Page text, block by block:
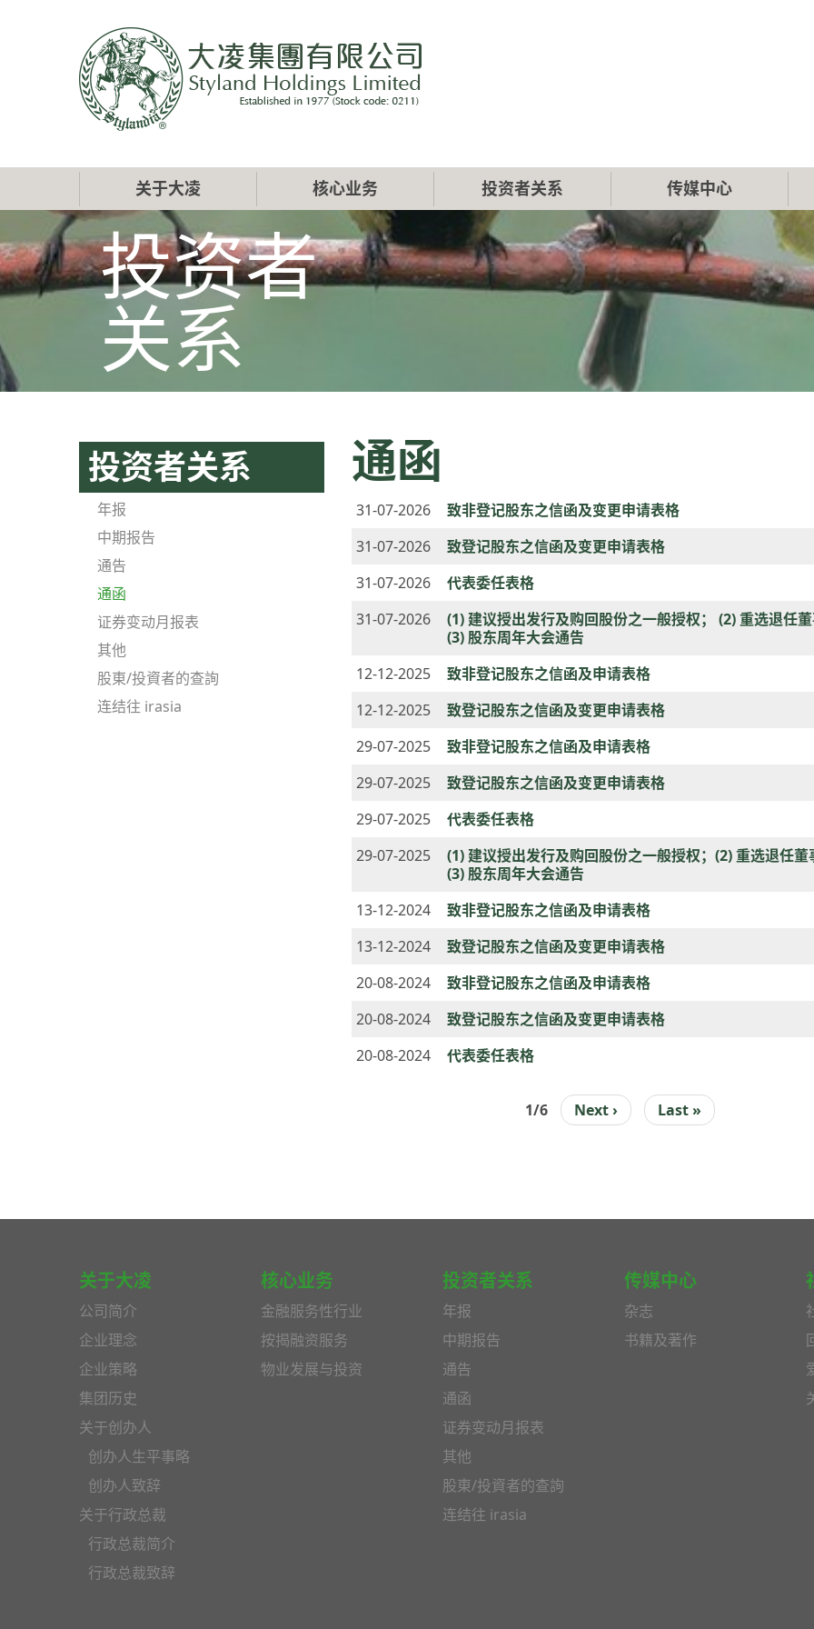
Main
navigation
关于大凌 核心业务 投资者关系 传媒中心
投资者
关系
投资者关系
年报
中期报告
通告
通函
证券变动月报表
其他
股東/投資者的查詢
连结往 irasia
通函
31-07-2026
致非登记股东之信函及变更申请表格
31-07-2026
致登记股东之信函及变更申请表格
31-07-2026
代表委任表格
31-07-2026
(1) 建议授出发行及购回股份之一般授权； (2) 重选退任
(3) 股东周年大会通告
12-12-2025
致非登记股东之信函及申请表格
12-12-2025
致登记股东之信函及变更申请表格
29-07-2025
致非登记股东之信函及申请表格
29-07-2025
致登记股东之信函及变更申请表格
29-07-2025
代表委任表格
29-07-2025
(1) 建议授出发行及购回股份之一般授权；(2) 重选退任董
(3) 股东周年大会通告
13-12-2024
致非登记股东之信函及申请表格
13-12-2024
致登记股东之信函及变更申请表格
20-08-2024
致非登记股东之信函及申请表格
20-08-2024
致登记股东之信函及变更申请表格
20-08-2024
代表委任表格
1/6
下
一
Next ›
Last
page
Last »
关于大凌
公司简介
企业理念
企业策略
集团历史
关于创办人
创办人生平事略
创办人致辞
关于行政总裁
行政总裁简介
行政总裁致辞
核心业务
金融服务性行业
按揭融资服务
物业发展与投资
投资者关系
年报
中期报告
通告
通函
证券变动月报表
其他
股東/投資者的查詢
连结往 irasia
传媒中心
杂志
书籍及著作